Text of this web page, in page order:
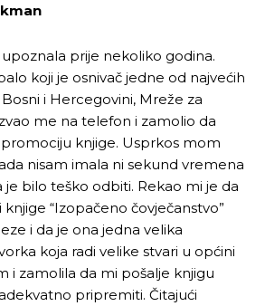
prije nekoliko godina.
koji je osnivač jedne od najvećih
i Hercegovini, Mreže za
me na telefon i zamolio da
knjige. Usprkos mom
nisam imala ni sekund vremena
je bilo teško odbiti. Rekao mi je da
“Izopačeno čovječanstvo”
i da je ona jedna velika
koja radi velike stvari u općini
i zamolila da mi pošalje knjigu
pripremiti. Čitajući